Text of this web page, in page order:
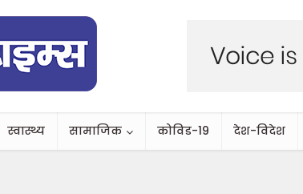
स्वास्थ्य सामाजिक कोविड-19 देश-विदेश